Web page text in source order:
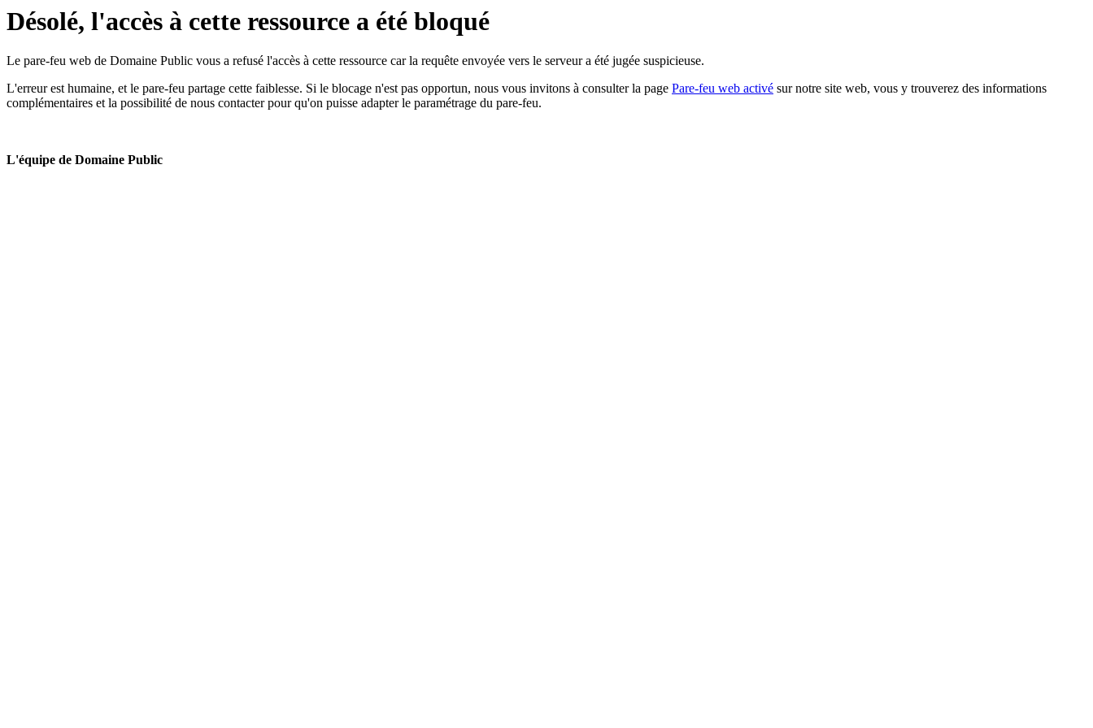
Désolé, l'accès à cette ressource a été bloqué
Le pare-feu web de Domaine Public vous a refusé l'accès à cette ressource car la requête envoyée vers le serveur a été jugée suspicieuse.
L'erreur est humaine, et le pare-feu partage cette faiblesse. Si le blocage n'est pas opportun, nous vous invitons à consulter la page Pare-feu web activé sur notre site web, vous y trouverez des informations
complémentaires et la possibilité de nous contacter pour qu'on puisse adapter le paramétrage du pare-feu.
L'équipe de Domaine Public